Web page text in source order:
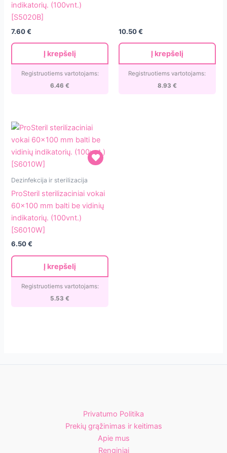
mm
be
vidinių
indikatorių.
(100vnt.)
indikatorių. (100vnt.)
[S5020B]
7.60€
Į krepšelį
Registruotiems vartotojams:
6.46€
(100vnt.)
[S1020T]
10.50€
Į krepšelį
Registruotiems vartotojams:
8.93 €
ProSteril
mm
be
vidinių
indikatorių.
(100vnt.)
Dezinfekcija ir sterilizacija
ProSteril sterilizaciniai vokai
60×100 mm balti be vidinių
indikatorių. (100vnt.)
[S6010W]
6.50€
Į krepšelį
Registruotiems vartotojams:
5.53€
Privatumo Politika
Prekių grąžinimas ir keitimas
Apie mus
Renginiai